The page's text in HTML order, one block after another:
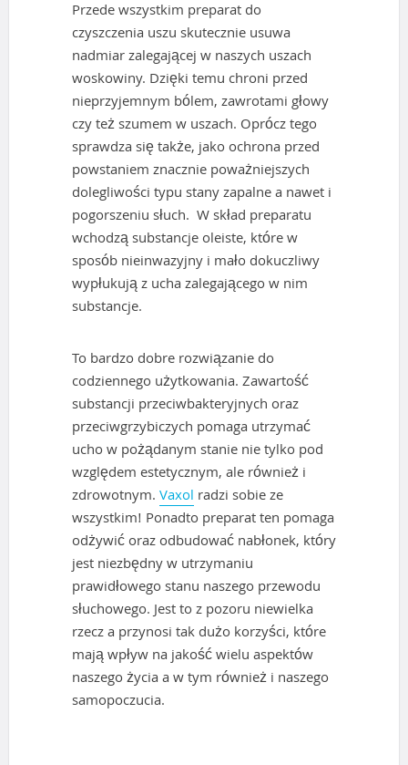
Przede wszystkim preparat do
czyszczenia uszu skutecznie usuwa
nadmiar zalegającej w naszych uszach
woskowiny. Dzięki temu chroni przed
nieprzyjemnym bólem, zawrotami głowy
czy też szumem w uszach. Oprócz tego
sprawdza się także, jako ochrona przed
powstaniem znacznie poważniejszych
dolegliwości typu stany zapalne a nawet i
pogorszeniu słuch. W skład preparatu
wchodzą substancje oleiste, które w
sposób nieinwazyjny i mało dokuczliwy
wypłukują z ucha zalegającego w nim
substancje.
To bardzo dobre rozwiązanie do
codziennego użytkowania. Zawartość
substancji przeciwbakteryjnych oraz
przeciwgrzybiczych pomaga utrzymać
ucho w pożądanym stanie nie tylko pod
względem estetycznym, ale również i
zdrowotnym.Vaxol radzi sobie ze
wszystkim! Ponadto preparat ten pomaga
odżywić oraz odbudować nabłonek, który
jest niezbędny w utrzymaniu
prawidłowego stanu naszego przewodu
słuchowego. Jest to z pozoru niewielka
rzecz a przynosi tak dużo korzyści, które
mają wpływ na jakość wielu aspektów
naszego życia a w tym również i naszego
samopoczucia.